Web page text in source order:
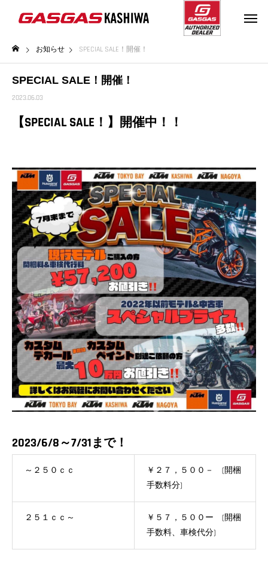
お知らせ SPECIAL SALE！開催！
SPECIAL SALE！開催！
2023.06.03
【SPECIAL SALE！】開催中！！
2023/6/8～7/31まで！
～２５０ｃｃ
￥２７，５００－ (開梱
手数料分)
２５１ｃｃ～
￥５７，５００ー (開梱
手数料、車検代分)